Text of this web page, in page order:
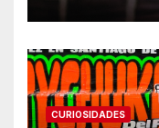
CURIOSIDADES